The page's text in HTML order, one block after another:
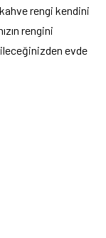
rengi kendini
rengini
evde